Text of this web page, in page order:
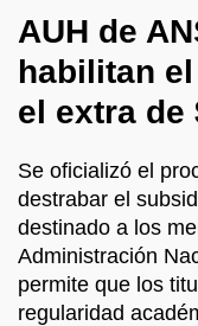
AUH de
habilitan
el extra de
Se oficializó el
destrabar el
destinado a los
Administración
permite que los
regularidad